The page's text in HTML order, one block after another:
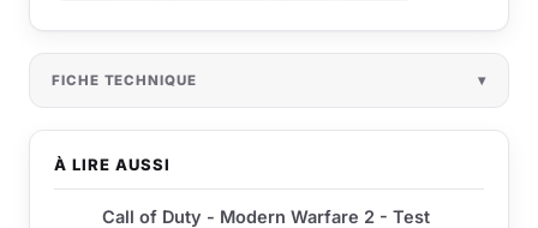
À LIRE AUSSI
Call of Duty - Modern Warfare 2 - Test
FICHE TECHNIQUE